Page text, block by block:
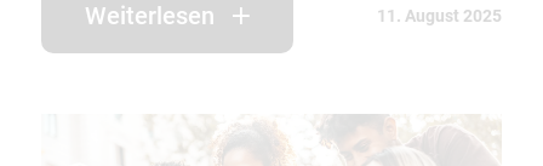
Weiterlesen 11. August 2025